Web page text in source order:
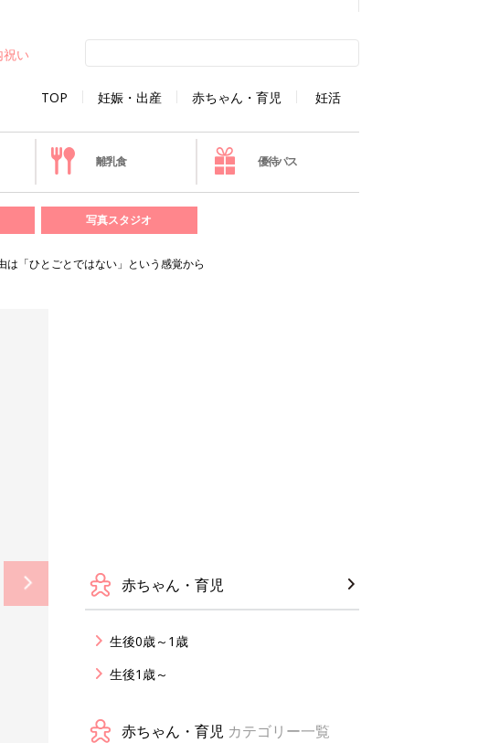
TOP 妊娠・出産 赤ちゃん・育児 妊活
祝い
離乳食 優待パス
写真スタジオ
は「ひとごとではない」という感覚から
赤ちゃん・育児
生後0歳～1歳
生後1歳～
赤ちゃん・育児 カテゴリー一覧